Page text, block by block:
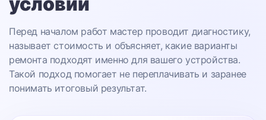
Перед началом работ мастер проводит диагностику,
называет стоимость и объясняет, какие варианты
ремонта подходят именно для вашего устройства.
Такой подход помогает не переплачивать и заранее
понимать итоговый результат.